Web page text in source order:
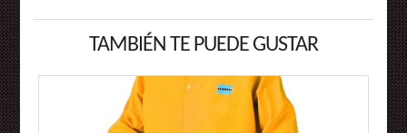
TAMBIÉN TE PUEDE GUSTAR